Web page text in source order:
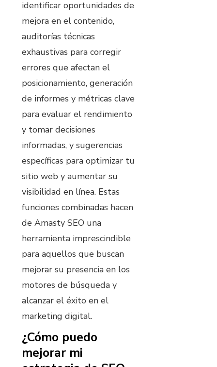
identificar oportunidades de
mejora en el contenido,
auditorías técnicas
exhaustivas para corregir
errores que afectan el
posicionamiento, generación
de informes y métricas clave
para evaluar el rendimiento
y tomar decisiones
informadas, y sugerencias
específicas para optimizar tu
sitio web y aumentar su
visibilidad en línea. Estas
funciones combinadas hacen
de Amasty SEO una
herramienta imprescindible
para aquellos que buscan
mejorar su presencia en los
motores de búsqueda y
alcanzar el éxito en el
marketing digital.
¿Cómo puedo
mejorar mi